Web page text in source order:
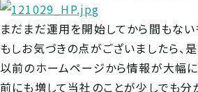
まだまだ運用を開始してから間もない
もしお気づきの点がございましたら、
以前のホームページから情報が大幅に
前にも増して当社のことが少しでも分